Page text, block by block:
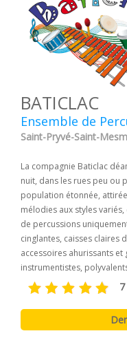
BATICLAC
Ensemble de
Saint-Pryvé-Saint-
La compagnie Baticlac
nuit, dans les rues peu ou
population étonnée,
mélodies aux styles
de percussions
cinglantes, caisses claires
accessoires ahurissants et
instrumentistes,